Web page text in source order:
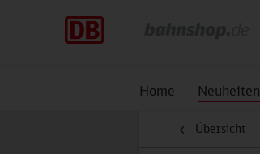
Home Neuheiten
Übersicht